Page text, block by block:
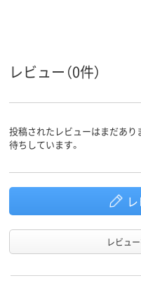
レビュー（0件）
投稿されたレビューはまだあ
待ちしています。
レビュ